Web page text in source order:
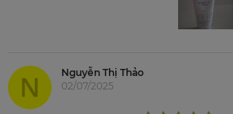
Nguyễn Thị Thảo
02/07/2025